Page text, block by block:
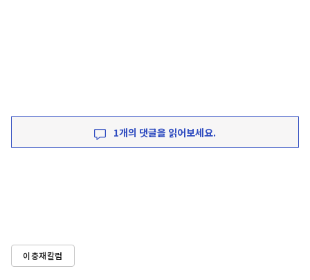
1개의 댓글을 읽어보세요.
이충재칼럼